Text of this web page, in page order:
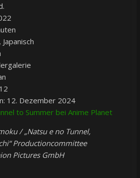
12. Dezember 2024
to Summer bei Anime Planet
/ „Natsu e no Tunnel,
Productioncommittee
Pictures GmbH